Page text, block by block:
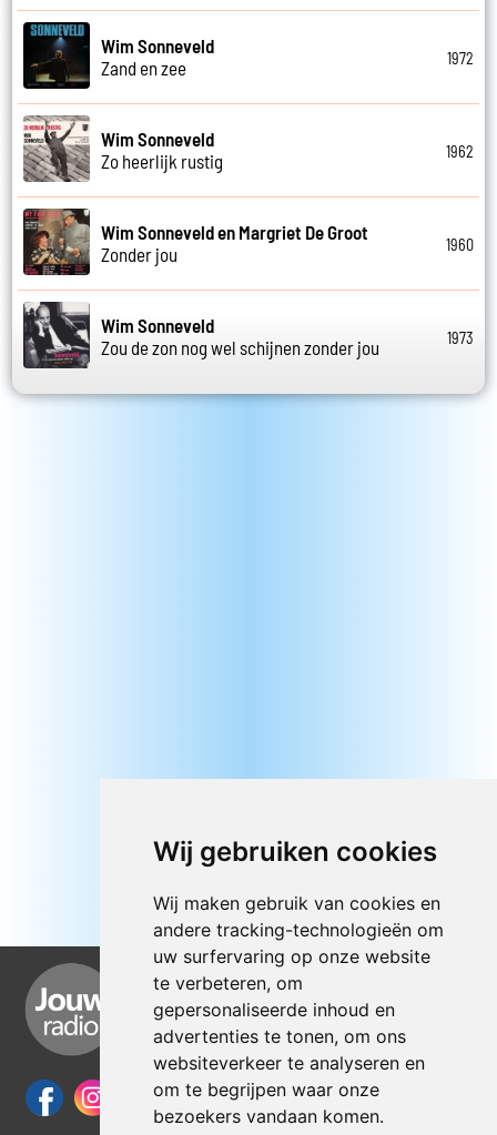
Wij gebruiken cookies
Wij maken gebruik van cookies en
andere tracking-technologieën om
uw surfervaring op onze website
te verbeteren, om
gepersonaliseerde inhoud en
advertenties te tonen, om ons
websiteverkeer te analyseren en
om te begrijpen waar onze
bezoekers vandaan komen.
Wim Sonneveld
Zand en zee
1972
Wim Sonneveld
Zo heerlijk rustig
1962
Wim Sonneveld en Margriet De Groot
Zonder jou
1960
Wim Sonneveld
Zou de zon nog wel schijnen zonder jou
1973